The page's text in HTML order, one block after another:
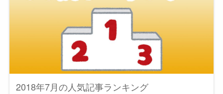
2018年7月の人気記事ランキング